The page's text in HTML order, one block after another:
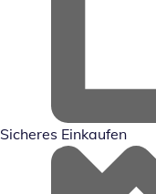
Sicheres Einkaufen